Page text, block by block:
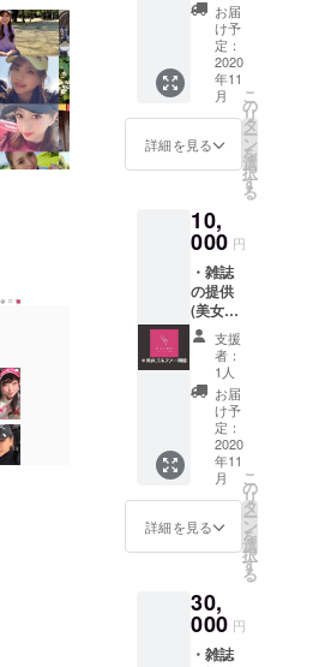
の販売
許可は
得てい
ます。
ン入り
+ 購入
者様の
宛名付
き(○○さ
んへ))
・ポス
ター付
き ・
2021年
ンダー
付き ※
コロナ
の影響
で日程
が遅れ
る場合
がござ
いま
す。 ※
リター
ンとし
ての雑
誌の販
売許可
は得て
いま
お届
け予
定：
2020
年11
月
詳細を見る
こ
の
リ
タ
ー
ン
を
選
択
す
る
10,
000 円
・雑誌
の提供
(美女ゴ
ル
ファー
のサイ
ン入り
+ 購入
者様の
宛名付
き(○○さ
んへ))
・ポス
ター付
き ・
2021年
ンダー
付き ・
美女ゴ
ル
支援
者：
1人
お届
け予
定：
2020
年11
月
詳細を見る
こ
の
リ
タ
ー
ン
を
選
択
す
る
30,
000 円
・雑誌